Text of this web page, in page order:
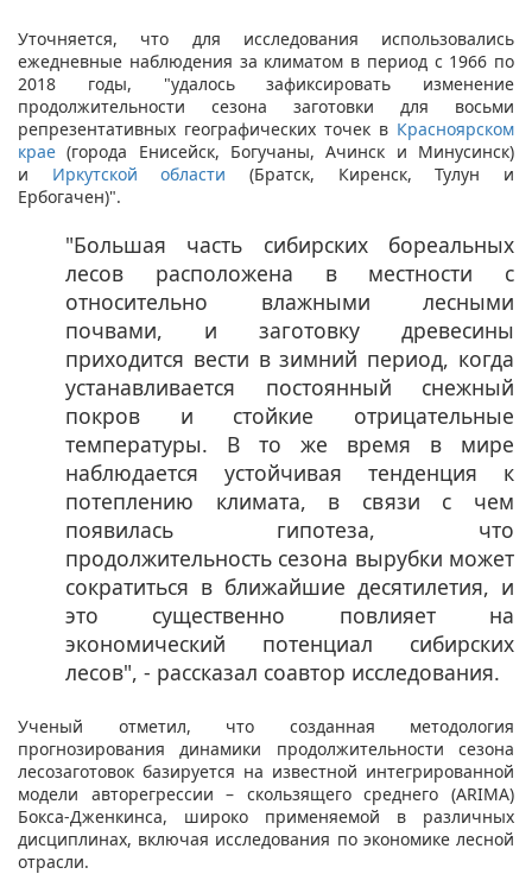
Уточняется, что для исследования использовались
ежедневные наблюдения за климатом в период с 1966 по
2018 годы, "удалось зафиксировать изменение
продолжительности сезона заготовки для восьми
репрезентативных географических точек в Красноярском
крае (города Енисейск, Богучаны, Ачинск и Минусинск)
и Иркутской области (Братск, Киренск, Тулун и
Ербогачен)".
"Большая часть сибирских бореальных
лесов расположена в местности с
относительно влажными лесными
почвами, и заготовку древесины
приходится вести в зимний период, когда
устанавливается постоянный снежный
покров и стойкие отрицательные
температуры. В то же время в мире
наблюдается устойчивая тенденция к
потеплению климата, в связи с чем
появилась гипотеза, что
продолжительность сезона вырубки может
сократиться в ближайшие десятилетия, и
это существенно повлияет на
экономический потенциал сибирских
лесов", - рассказал соавтор исследования.​
Ученый отметил, что созданная методология
прогнозирования динамики продолжительности сезона
лесозаготовок базируется на известной интегрированной
модели авторегрессии – скользящего среднего (ARIMA)
Бокса-Дженкинса, широко применяемой в различных
дисциплинах, включая исследования по экономике лесной
отрасли.